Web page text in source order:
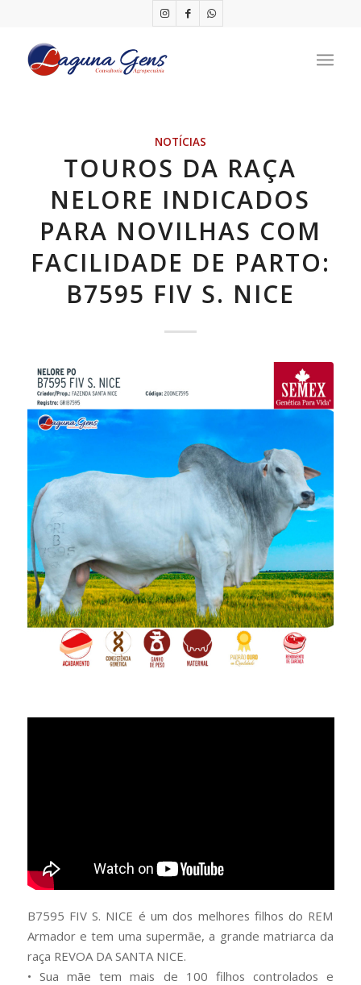
NOTÍCIAS
TOUROS DA RAÇA
NELORE INDICADOS
PARA NOVILHAS COM
FACILIDADE DE PARTO:
B7595 FIV S. NICE
B7595 FIV S. NICE é um dos melhores filhos do REM
Armador e tem uma supermãe, a grande matriarca da
raça REVOA DA SANTA NICE.
• Sua mãe tem mais de 100 filhos controlados e